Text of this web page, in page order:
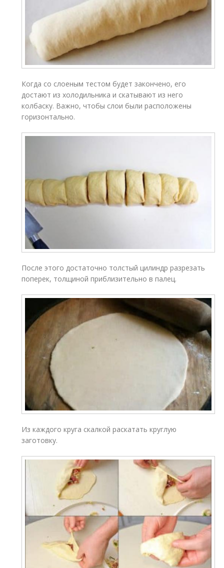
Когда со слоеным тестом будет закончено, его
достают из холодильника и скатывают из него
колбаску. Важно, чтобы слои были расположены
горизонтально.
После этого достаточно толстый цилиндр разрезать
поперек, толщиной приблизительно в палец.
Из каждого круга скалкой раскатать круглую
заготовку.